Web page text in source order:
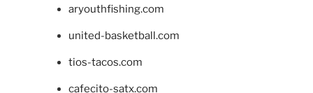
aryouthfishing.com
united-basketball.com
tios-tacos.com
cafecito-satx.com